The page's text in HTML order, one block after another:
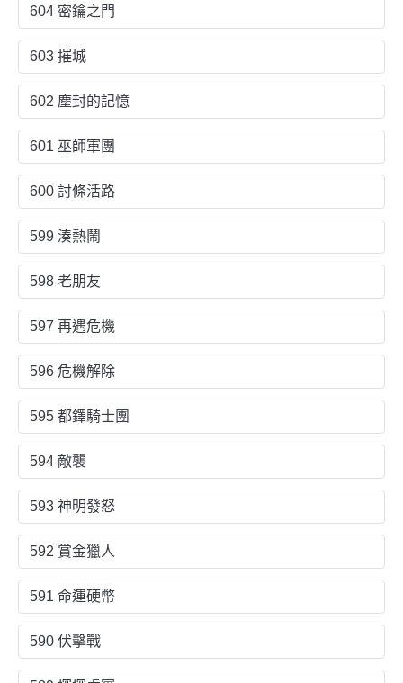
604 密鑰之門
603 摧城
602 塵封的記憶
601 巫師軍團
600 討條活路
599 湊熱鬧
598 老朋友
597 再遇危機
596 危機解除
595 都鐸騎士團
594 敵襲
593 神明發怒
592 賞金獵人
591 命運硬幣
590 伏擊戰